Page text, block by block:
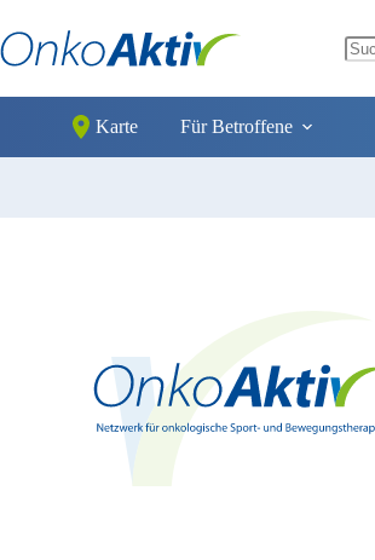
Inhalt
springen
Karte Für Betroffene